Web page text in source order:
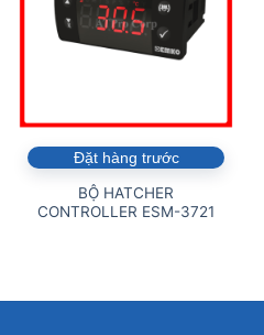
Đặt hàng trước
BỘ HATCHER
CONTROLLER ESM-3721